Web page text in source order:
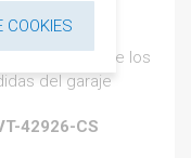
ecológico.
las medidas de los
del garaje
42926-CS
COOKIES